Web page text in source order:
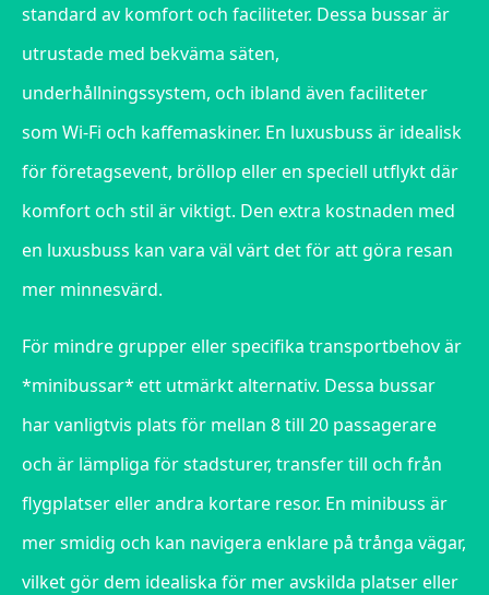
standard av komfort och faciliteter. Dessa bussar är
utrustade med bekväma säten,
underhållningssystem, och ibland även faciliteter
som Wi-Fi och kaffemaskiner. En luxusbuss är idealisk
för företagsevent, bröllop eller en speciell utflykt där
komfort och stil är viktigt. Den extra kostnaden med
en luxusbuss kan vara väl värt det för att göra resan
mer minnesvärd.
För mindre grupper eller specifika transportbehov är
*minibussar* ett utmärkt alternativ. Dessa bussar
har vanligtvis plats för mellan 8 till 20 passagerare
och är lämpliga för stadsturer, transfer till och från
flygplatser eller andra kortare resor. En minibuss är
mer smidig och kan navigera enklare på trånga vägar,
vilket gör dem idealiska för mer avskilda platser eller